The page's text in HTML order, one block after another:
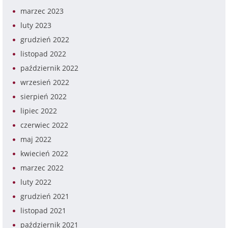
marzec 2023
luty 2023
grudzień 2022
listopad 2022
październik 2022
wrzesień 2022
sierpień 2022
lipiec 2022
czerwiec 2022
maj 2022
kwiecień 2022
marzec 2022
luty 2022
grudzień 2021
listopad 2021
październik 2021